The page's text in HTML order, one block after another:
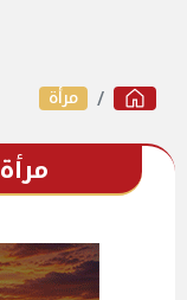
مرأة
مرأة